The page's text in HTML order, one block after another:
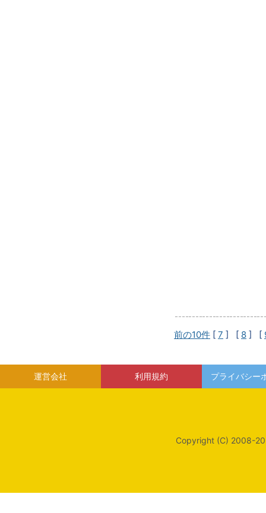
前の10件 [ 7 ] [ 8 ] [
運営会社 利用規約 プライバシー
Copyright (C) 2008-